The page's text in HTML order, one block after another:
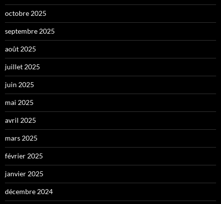
octobre 2025
septembre 2025
août 2025
juillet 2025
juin 2025
mai 2025
avril 2025
mars 2025
février 2025
janvier 2025
décembre 2024